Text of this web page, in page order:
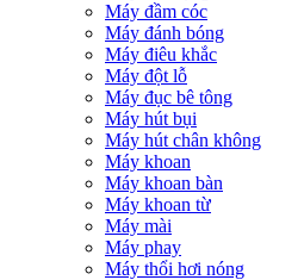
Máy đầm cóc
Máy đánh bóng
Máy điêu khắc
Máy đột lỗ
Máy đục bê tông
Máy hút bụi
Máy hút chân không
Máy khoan
Máy khoan bàn
Máy khoan từ
Máy mài
Máy phay
Máy thổi hơi nóng